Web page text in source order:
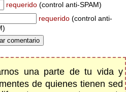
requerido (control anti-SPAM)
requerido (control anti-
una parte de tu vida y
de quienes tienen sed